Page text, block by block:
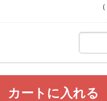
（
カートに入れる